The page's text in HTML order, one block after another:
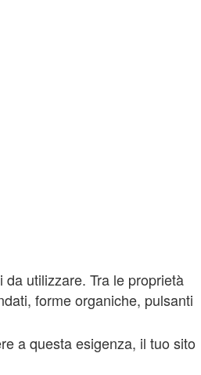
utilizzare. Tra le proprietà
forme organiche, pulsanti
a questa esigenza, il tuo sito